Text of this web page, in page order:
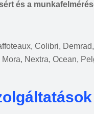
és a
Colibri,
Nextra, Ocean,